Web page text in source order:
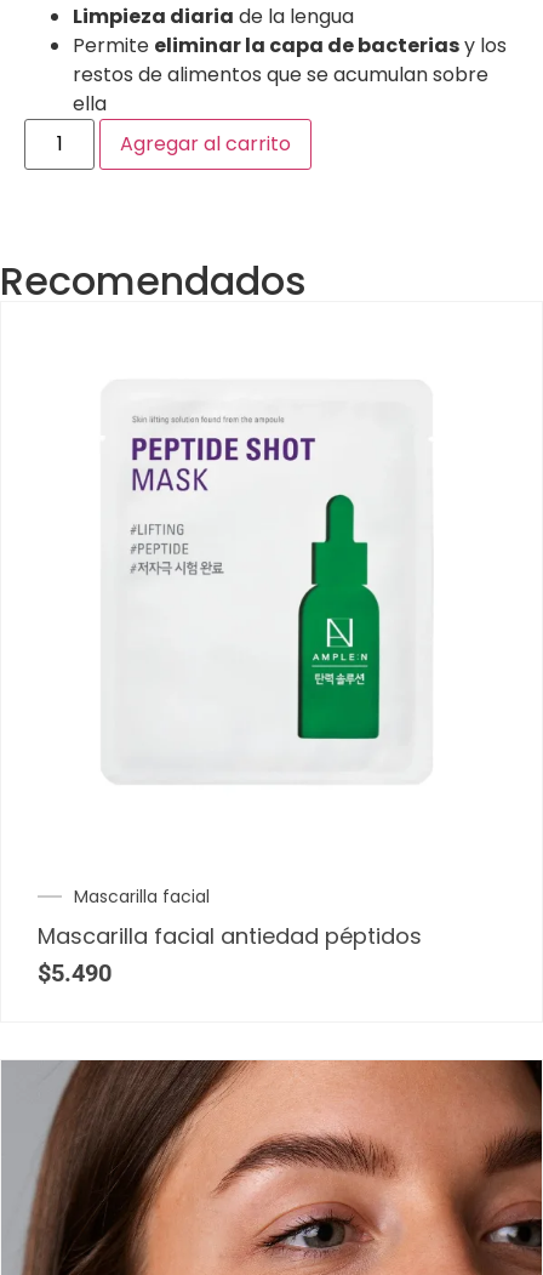
Limpieza diaria de la lengua
Permite eliminar la capa de bacteriasy los
restos de alimentos que se acumulan sobre
ella
Agregar al carrito
Recomendados
Mascarilla facial
Mascarilla facial antiedad péptidos
$5.490